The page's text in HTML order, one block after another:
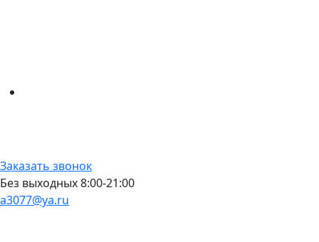
Заказать звонок
Без выходных 8:00-21:00
a3077@ya.ru